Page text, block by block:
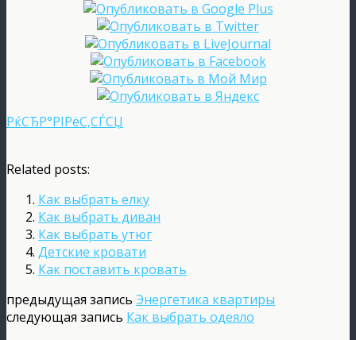
РќСЂР°РІРёС‚СЃСЏ
Related posts:
Как выбрать елку
Как выбрать диван
Как выбрать утюг
Детские кровати
Как поставить кровать
предыдущая запись Энергетика квартиры
следующая запись Как выбрать одеяло